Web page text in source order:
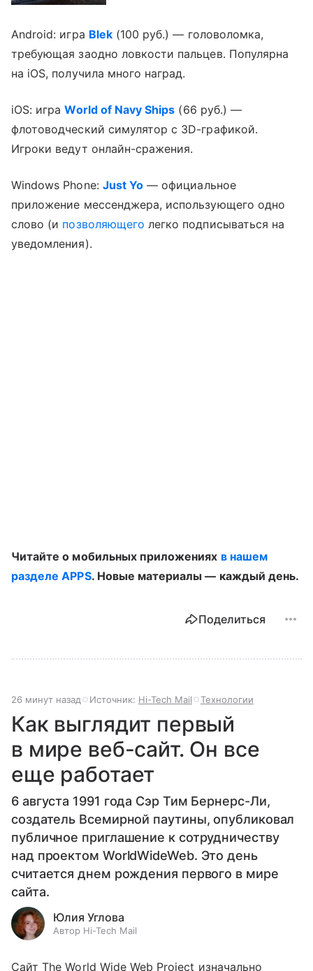
Android: игра Blek(100 руб.) — головоломка,
требующая заодно ловкости пальцев. Популярна
на iOS, получила много наград.
iOS: играWorld of Navy Ships (66 руб.) —
флотоводческий симулятор с 3D-графикой.
Игроки ведут онлайн-сражения.
Windows Phone: Just Yo — официальное
приложение мессенджера, использующего одно
слово (и позволяющего легко подписываться на
уведомления).
Читайте о мобильных приложениях в нашем
разделе APPS. Новые материалы — каждый день.
Поделиться
26 минут назад Источник: Hi-Tech Mail Технологии
Как выглядит первый
в мире веб-сайт. Он все
еще работает
6 августа 1991 года Сэр Тим Бернерс-Ли,
создатель Всемирной паутины, опубликовал
публичное приглашение к сотрудничеству
над проектом WorldWideWeb. Это день
считается днем рождения первого в мире
сайта.
Юлия Углова
Автор Hi-Tech Mail
Сайт The World Wide Web Project изначально